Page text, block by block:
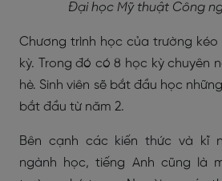
Đại học Mỹ thuật Công
Chương trình học của trường kéo
kỳ. Trong đó có 8 học kỳ chuyên
hè. Sinh viên sẽ bắt đầu học
bắt đầu từ năm 2.
Bên cạnh các kiến thức và kĩ
ngành học, tiếng Anh cũng là